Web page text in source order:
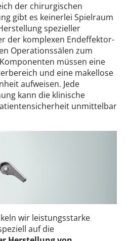
der chirurgischen
gibt es keinerlei Spielraum
spezieller
der komplexen Endeffektor-
Operationssälen zum
müssen eine
und eine makellose
aufweisen. Jede
kann die klinische
unmittelbar
wir leistungsstarke
auf die